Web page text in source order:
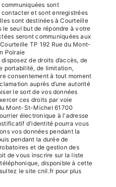
sont
et sont enregistrées
sont destinées à Courteille
seul but de répondre à votre
seront communiquées aux
TP 192 Rue du Mont-
Poiraie
de droits d’accès, de
portabilité, de limitation,
consentement à tout moment
auprès d’une autorité
le sort de vos données
ces droits par voie
Mont-St-Michel 61700
électronique à l'adresse
d'identité pourra vous
vos données pendant la
pendant la durée de
et de gestion des
de vous inscrire sur la liste
disponible à cette
le site cnil.fr pour plus